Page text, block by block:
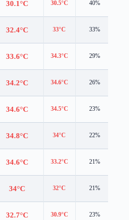
30.1°C 30.5°C 40%
32.4°C 33°C 33%
33.6°C 34.3°C 29%
34.2°C 34.6°C 26%
34.6°C 34.5°C 23%
34.8°C 34°C 22%
34.6°C 33.2°C 21%
34°C 32°C 21%
32.7°C 30.9°C 23%